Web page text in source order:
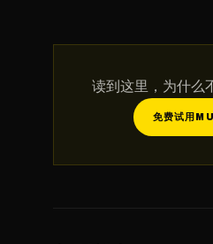
读到这里，为什么
免费试用